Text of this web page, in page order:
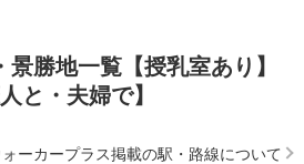
勝地一覧【授乳室あり】
人と・夫婦で】
ォーカープラス掲載の駅・路線について